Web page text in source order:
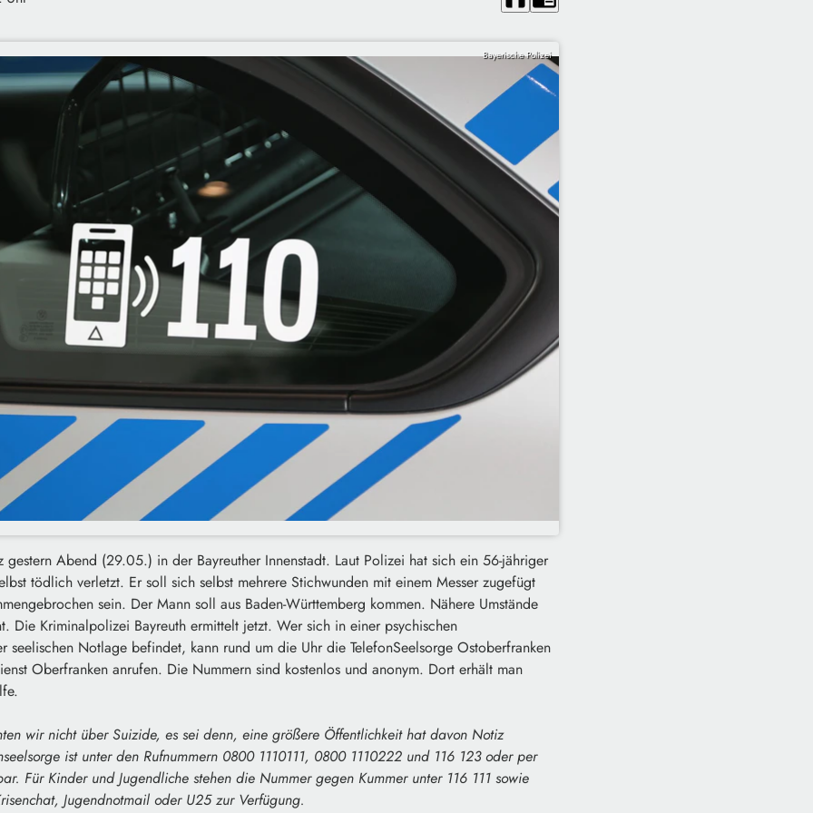
Bayerische Polizei
gestern Abend (29.05.) in der Bayreuther Innenstadt. Laut Polizei hat sich ein 56-jähriger
tödlich verletzt. Er soll sich selbst mehrere Stichwunden mit einem Messer zugefügt
sein. Der Mann soll aus Baden-Württemberg kommen. Nähere Umstände
Die Kriminalpolizei Bayreuth ermittelt jetzt. Wer sich in einer psychischen
seelischen Notlage befindet, kann rund um die Uhr die TelefonSeelsorge Ostoberfranken
Oberfranken anrufen. Die Nummern sind kostenlos und anonym. Dort erhält man
wir nicht über Suizide, es sei denn, eine größere Öffentlichkeit hat davon Notiz
ist unter den Rufnummern 0800 1110111, 0800 1110222 und 116 123 oder per
Für Kinder und Jugendliche stehen die Nummer gegen Kummer unter 116 111 sowie
Jugendnotmail oder U25 zur Verfügung.